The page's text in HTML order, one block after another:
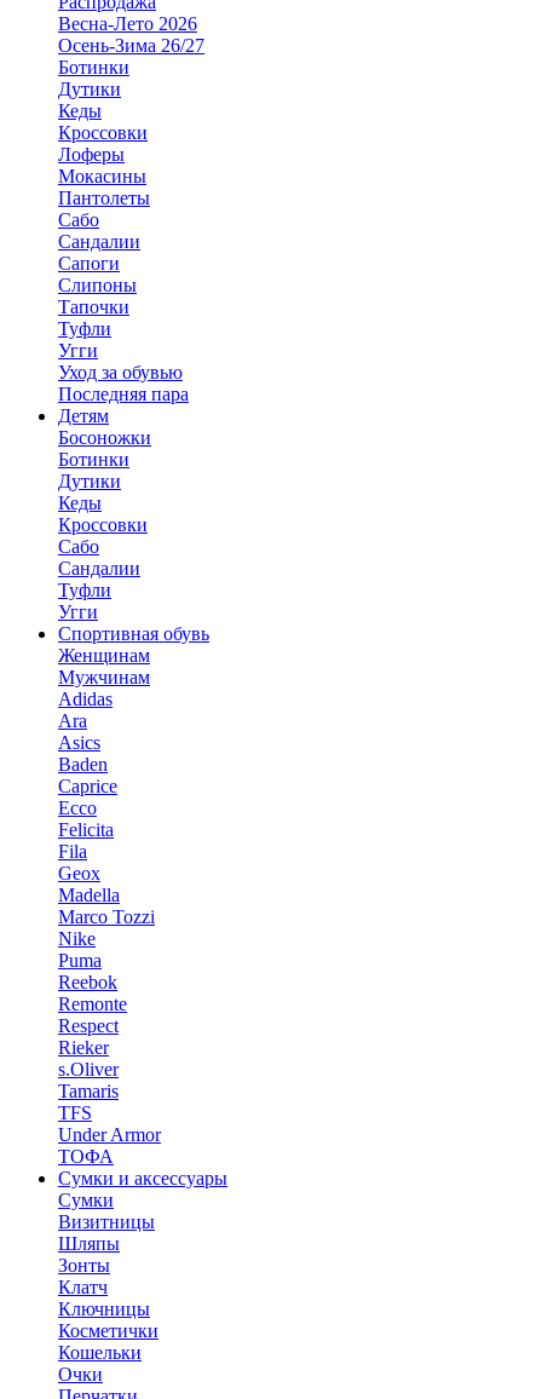
Весна-Лето 2026
Осень-Зима 26/27
Ботинки
Дутики
Кеды
Кроссовки
Лоферы
Мокасины
Пантолеты
Сабо
Сандалии
Сапоги
Слипоны
Тапочки
Туфли
Угги
Уход за обувью
Последняя пара
Детям
Босоножки
Ботинки
Дутики
Кеды
Кроссовки
Сабо
Сандалии
Туфли
Угги
Спортивная обувь
Женщинам
Мужчинам
Adidas
Ara
Asics
Baden
Caprice
Ecco
Felicita
Fila
Geox
Madella
Marco Tozzi
Nike
Puma
Reebok
Remonte
Respect
Rieker
s.Oliver
Tamaris
TFS
Under Armor
ТОФА
Сумки и аксессуары
Сумки
Визитницы
Шляпы
Зонты
Клатч
Ключницы
Косметички
Кошельки
Очки